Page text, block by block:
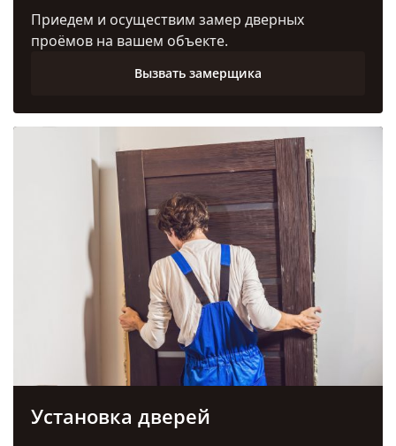
Приедем и осуществим замер дверных
проёмов на вашем объекте.
Вызвать замерщика
Установка дверей